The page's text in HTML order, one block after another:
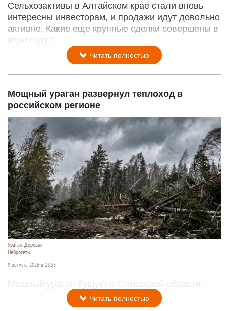
Сельхозактивы в Алтайском крае стали вновь
интересны инвесторам, и продажи идут довольно
активно. Какие еще крупные сделки совершены в
этом году?
Читать полностью
Мощный ураган развернул теплоход в
российском регионе
Ураган. Деревья
Нейросети
9 августа 2026 в 18:35
Мощный ураган бушует в Самарской области.
Читать полностью